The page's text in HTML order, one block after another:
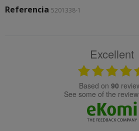
Referencia 5201338-1
Excellent
based on 90
see some of the